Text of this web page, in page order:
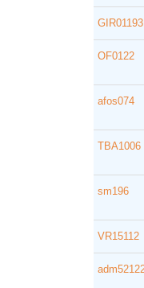
GIR01193
OF0122
afos074
TBA1006
sm196
VR15112